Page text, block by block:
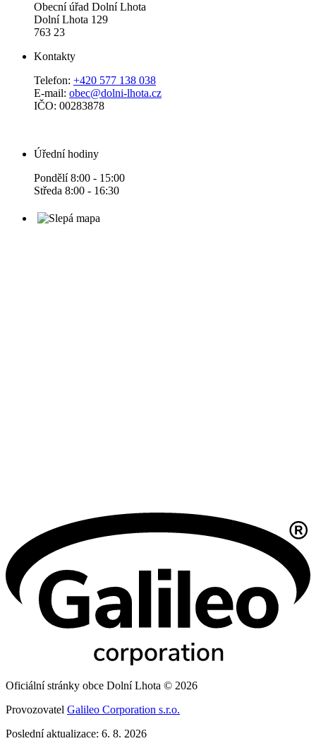
Obecní úřad Dolní Lhota
Dolní Lhota 129
763 23
Kontakty
Telefon: +420 577 138 038
E-mail: obec@dolni-lhota.cz
IČO: 00283878
Úřední hodiny
Pondělí 8:00 - 15:00
Středa 8:00 - 16:30
Oficiální stránky obce Dolní Lhota © 2026
Provozovatel Galileo Corporation s.r.o.
Poslední aktualizace: 6. 8. 2026